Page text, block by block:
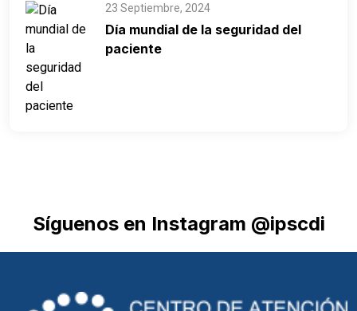
23 Septiembre, 2024
Día mundial de la seguridad del
paciente
Síguenos en Instagram @ipscdi